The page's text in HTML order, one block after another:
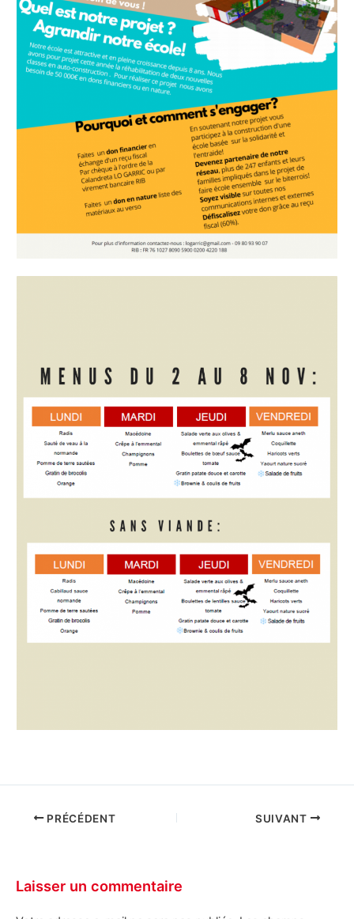
PRÉCÉDENT SUIVANT
Laisser un commentaire